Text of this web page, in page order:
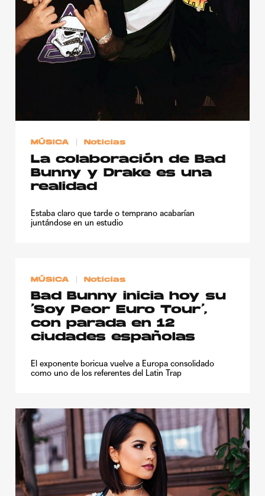
MÚSICA Noticias
La colaboración de Bad
Bunny y Drake es una
realidad
Estaba claro que tarde o temprano acabarían
juntándose en un estudio
MÚSICA Noticias
Bad Bunny inicia hoy su
‘Soy Peor Euro Tour’,
con parada en 12
ciudades españolas
El exponente boricua vuelve a Europa consolidado
como uno de los referentes del Latin Trap